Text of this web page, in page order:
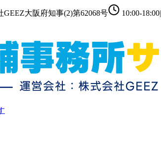
GEEZ大阪府知事(2)第62068号 10:00-18:00|